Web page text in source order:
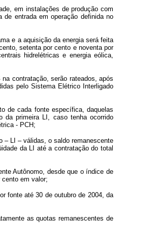
em instalações de produção com
entrada em operação definida no
e a aquisição da energia será feita
setenta por cento e noventa por
hidrelétricas e energia eólica,
contratação, serão rateados, após
pelo Sistema Elétrico Interligado
de cada fonte específica, daquelas
da primeira LI, caso tenha ocorrido
- PCH;
– LI – válidas, o saldo remanescente
da LI até a contratação do total
Autônomo, desde que o índice de
em valor;
fonte até 30 de outubro de 2004, da
as quotas remanescentes de